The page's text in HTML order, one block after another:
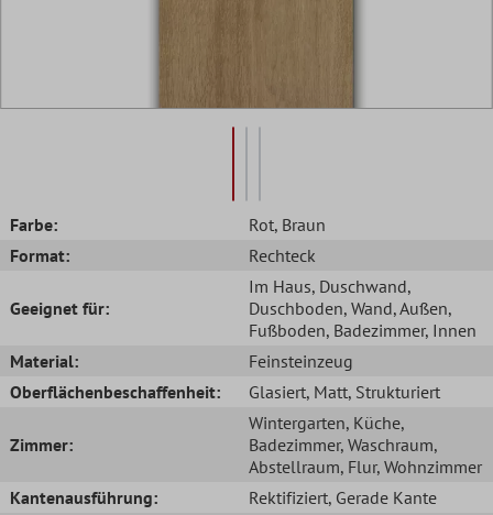
Farbe: Rot, Braun
Format:
Rechteck
Geeignet für:
Im Haus, Duschwand,
Duschboden, Wand, Außen,
Fußboden, Badezimmer, Innen
Material:
Feinsteinzeug
Oberflächenbeschaffenheit:
Glasiert, Matt, Strukturiert
Zimmer:
Wintergarten, Küche,
Badezimmer, Waschraum,
Abstellraum, Flur, Wohnzimmer
Kantenausführung:
Rektifiziert, Gerade Kante